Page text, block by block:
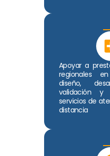
Apoyar a
regionales
diseño,
validación y
servicios de
distancia